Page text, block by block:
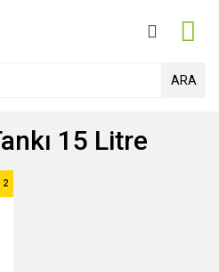
ARA
15 Litre